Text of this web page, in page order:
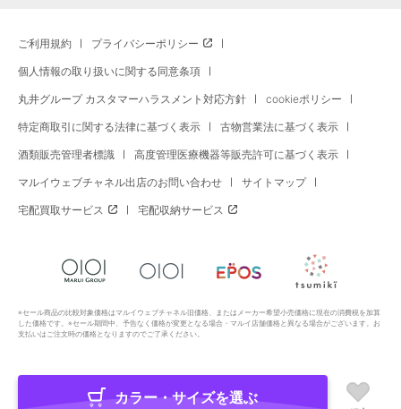
ご利用規約 プライバシーポリシー
個人情報の取り扱いに関する同意条項
丸井グループ カスタマーハラスメント対応方針 cookieポリシー
特定商取引に関する法律に基づく表示 古物営業法に基づく表示
酒類販売管理者標識 高度管理医療機器等販売許可に基づく表示
マルイウェブチャネル出店のお問い合わせ サイトマップ
宅配買取サービス 宅配収納サービス
※セール商品の比較対象価格はマルイウェブチャネル旧価格、またはメーカー希望小売価格に現在の消費税を加算
した価格です。※セール期間中、予告なく価格が変更となる場合・マルイ店舗価格と異なる場合がございます。お
支払いはご注文時の価格となりますのでご了承ください。
Copyright All Rights Reserved. MARUI Co., Ltd
カラー・サイズを選ぶ